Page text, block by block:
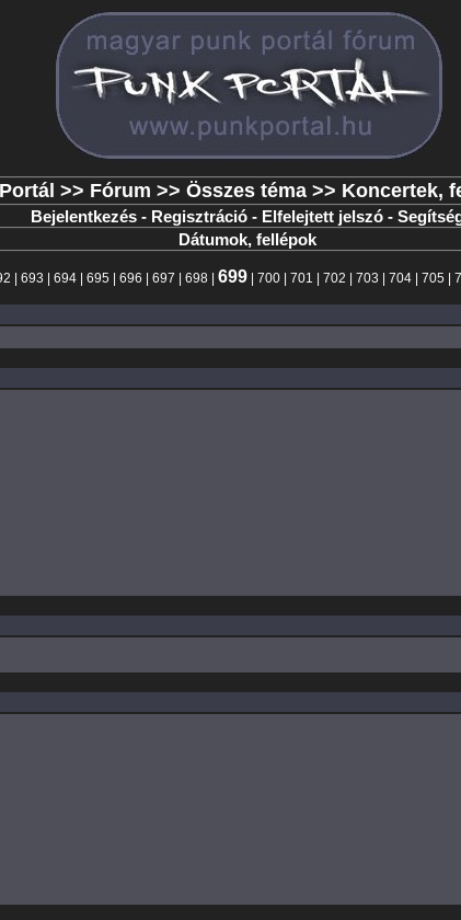
>> Fórum >> Összes téma >> Koncertek,
Bejelentkezés - Regisztráció - Elfelejtett jelszó -
Dátumok, fellépok
693 694 695 696 697 698 699 700 701 702 703 704 705